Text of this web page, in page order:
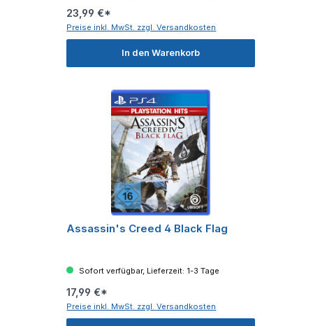
23,99 €*
Preise inkl. MwSt. zzgl. Versandkosten
In den Warenkorb
Assassin's Creed 4 Black Flag
Sofort verfügbar, Lieferzeit: 1-3 Tage
17,99 €*
Preise inkl. MwSt. zzgl. Versandkosten